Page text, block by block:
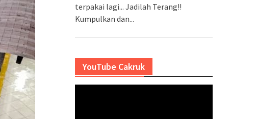
terpakai lagi... Jadilah Terang!!
Kumpulkan dan...
YouTube Cakruk